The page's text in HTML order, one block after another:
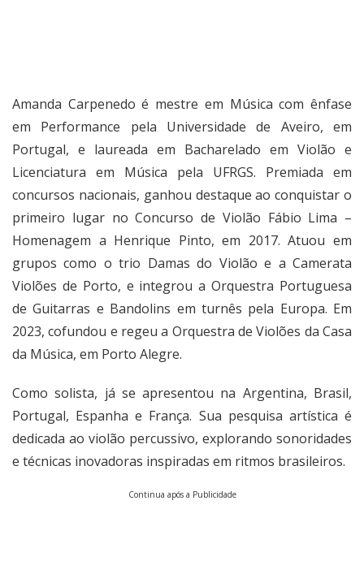
Amanda Carpenedo é mestre em Música com ênfase
em Performance pela Universidade de Aveiro, em
Portugal, e laureada em Bacharelado em Violão e
Licenciatura em Música pela UFRGS. Premiada em
concursos nacionais, ganhou destaque ao conquistar o
primeiro lugar no Concurso de Violão Fábio Lima –
Homenagem a Henrique Pinto, em 2017. Atuou em
grupos como o trio Damas do Violão e a Camerata
Violões de Porto, e integrou a Orquestra Portuguesa
de Guitarras e Bandolins em turnês pela Europa. Em
2023, cofundou e regeu a Orquestra de Violões da Casa
da Música, em Porto Alegre.
Como solista, já se apresentou na Argentina, Brasil,
Portugal, Espanha e França. Sua pesquisa artística é
dedicada ao violão percussivo, explorando sonoridades
e técnicas inovadoras inspiradas em ritmos brasileiros.
Continua após a Publicidade